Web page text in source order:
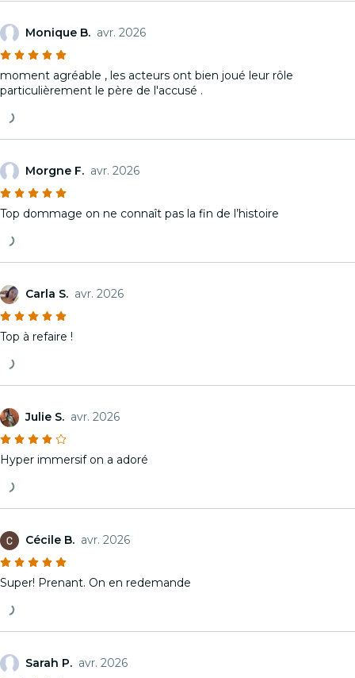
Monique B. avr. 2026
moment agréable , les acteurs ont bien joué leur rôle
particulièrement le père de l'accusé .
Morgne F. avr. 2026
Top dommage on ne connaît pas la fin de l’histoire
Carla S. avr. 2026
Top à refaire !
Julie S. avr. 2026
Hyper immersif on a adoré
Cécile B. avr. 2026
Super! Prenant. On en redemande
Sarah P. avr. 2026